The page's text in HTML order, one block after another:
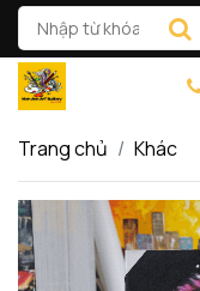
Trang chủ Khác